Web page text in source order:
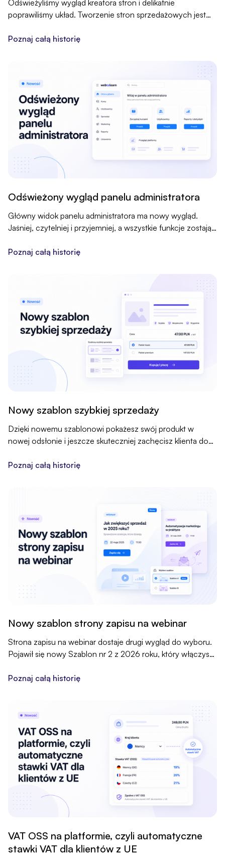
Odświeżyliśmy wygląd kreatora stron i delikatnie
poprawiliśmy układ. Tworzenie stron sprzedażowych jest
zostają tam, gdzie były.
Poznaj całą historię
Odświeżony wygląd panelu administratora
Główny widok panelu administratora ma nowy wygląd.
Jaśniej, czytelniej i przyjemniej, a wszystkie funkcje zostają
Poznaj całą historię
Nowy szablon szybkiej sprzedaży
Dzięki nowemu szablonowi pokażesz swój produkt w
nowej odsłonie i jeszcze skuteczniej zachęcisz klienta do
Poznaj całą historię
Nowy szablon strony zapisu na webinar
Strona zapisu na webinar dostaje drugi wygląd do wyboru.
Pojawił się nowy Szablon nr 2 z 2026 roku, który włączysz
Poznaj całą historię
VAT OSS na platformie, czyli automatyczne
stawki VAT dla klientów z UE